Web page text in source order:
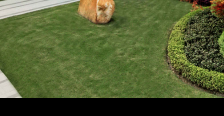
住建部：城市更新工作要在四方面“下功夫”
央行：着力推动保障性住房再贷款等金融政策措施落地见效
住建部：加快构建房地产发展新模式，完善商品房开发、
划重点！未来房地产将重点关注这三个方面